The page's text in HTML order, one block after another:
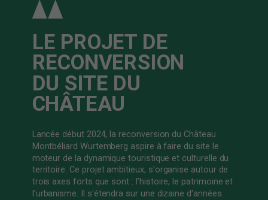
LE PROJET DE
RECONVERSION
DU SITE DU
CHÂTEAU
Lancée début 2024, la reconversion du Château
Montbéliard Wurtemberg aspire à faire du site le
moteur de la dynamique touristique et culturelle du
territoire. Ce projet ambitieux, s'organise autour de
trois axes forts que sont : l’histoire, le patrimoine et
l’urbanisme. Il s'étendra sur une dizaine d'années.